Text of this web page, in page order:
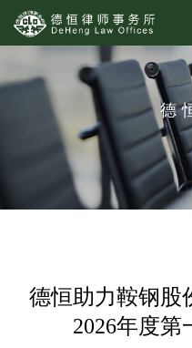
德
德恒助力鞍钢股
2026年度第